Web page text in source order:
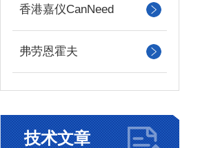
香港嘉仪CanNeed
弗劳恩霍夫
技术文章